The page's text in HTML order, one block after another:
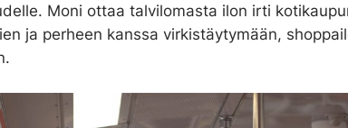
Moni ottaa talvilomasta ilon irti
ja perheen kanssa virkistäytymään,